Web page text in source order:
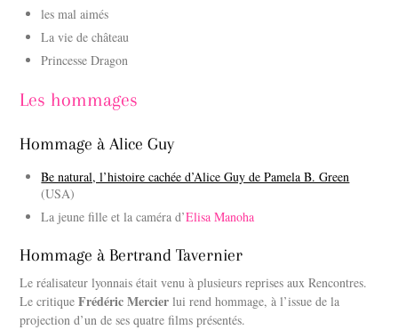
les mal aimés
La vie de château
Princesse Dragon
Les hommages
Hommage à Alice Guy
Be natural, l’histoire cachée d’Alice Guy de Pamela B. Green
(USA)
La jeune fille et la caméra d’Elisa Manoha
Hommage à Bertrand Tavernier
Le réalisateur lyonnais était venu à plusieurs reprises aux Rencontres.
Le critiqueFrédéric Mercier lui rend hommage, à l’issue de la
projection d’un de ses quatre films présentés.